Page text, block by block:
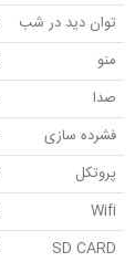
توان دید در شب
منو
صدا
فشرده سازی
پروتکل
Wifi
SD CARD